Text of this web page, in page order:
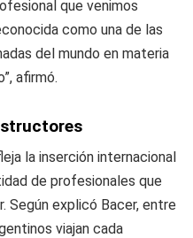
que venimos
como una de las
del mundo en materia
afirmó.
la inserción internacional
de profesionales que
Según explicó Bacer, entre
viajan cada